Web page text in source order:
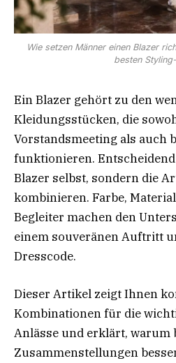
Wie setzen Männer einen Blazer
besten
Ein Blazer gehört zu den
Kleidungsstücken, die
Vorstandsmeeting als auch
funktionieren.
Blazer selbst, sondern die
kombinieren. Farbe,
Begleiter machen den
einem souveränen Auftritt
Dresscode.
Dieser Artikel zeigt Ihnen
Kombinationen für die
Anlässe und erklärt, warum
Zusammenstellungen